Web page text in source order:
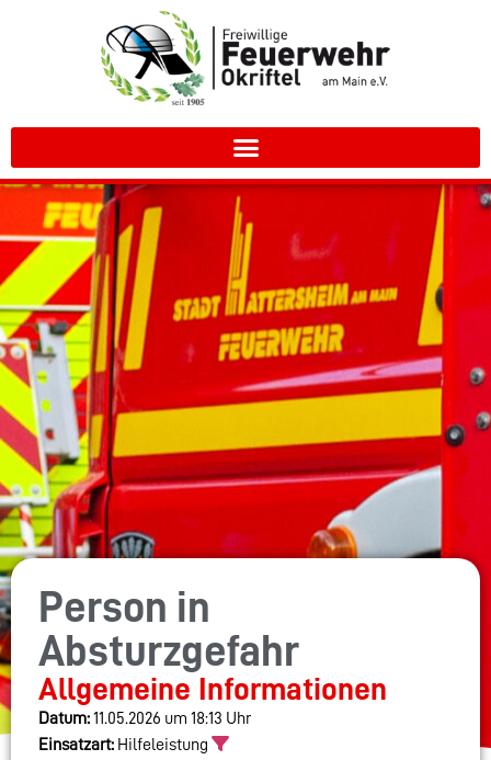
Person in
Absturzgefahr
Allgemeine Informationen
Datum:11.05.2026 um 18:13 Uhr
Einsatzart: Hilfeleistung